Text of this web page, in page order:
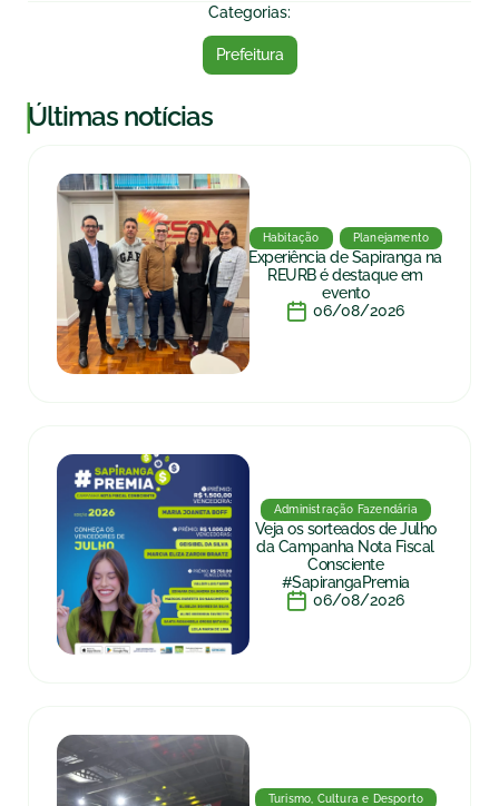
Categorias:
Prefeitura
|Últimas notícias
Habitação Planejamento
Experiência de Sapiranga na
REURB é destaque em
evento
06/08/2026
Administração Fazendária
Veja os sorteados de Julho
da Campanha Nota Fiscal
Consciente
#SapirangaPremia
06/08/2026
Turismo, Cultura e Desporto